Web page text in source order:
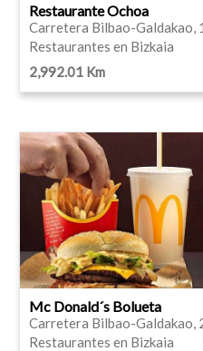
Restaurante Ochoa
Carretera Bilbao-Galdakao,
Restaurantes en Bizkaia
2,992.01 Km
Mc Donald´s Bolueta
Carretera Bilbao-Galdakao,
Restaurantes en Bizkaia